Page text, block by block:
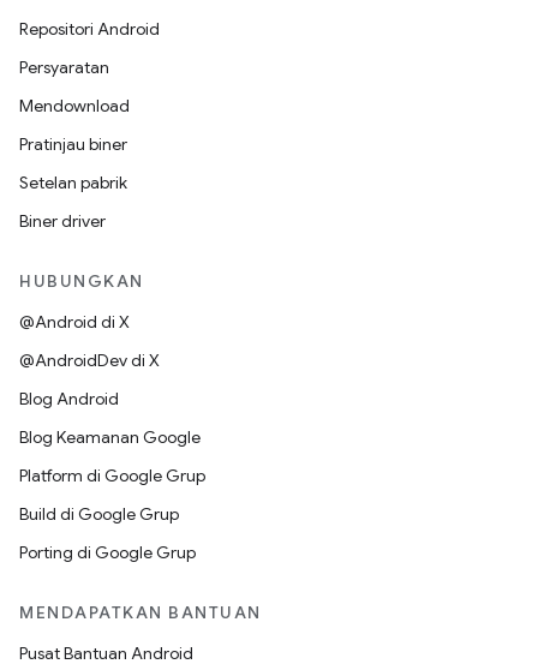
Repositori Android
Persyaratan
Mendownload
Pratinjau biner
Setelan pabrik
Biner driver
HUBUNGKAN
@Android di X
@AndroidDev di X
Blog Android
Blog Keamanan Google
Platform di Google Grup
Build di Google Grup
Porting di Google Grup
MENDAPATKAN BANTUAN
Pusat Bantuan Android